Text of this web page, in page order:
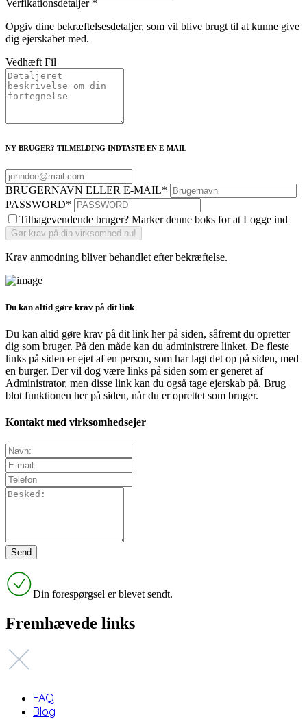
Verfikationsdetaljer *
Opgiv dine bekræftelsesdetaljer, som vil blive brugt til at kunne give
dig ejerskabet med.
Vedhæft Fil
NY BRUGER? TILMELDING INDTASTE EN E-MAIL
BRUGERNAVN ELLER E-MAIL*
PASSWORD*
Tilbagevendende bruger? Marker denne boks for at Logge ind
Krav anmodning bliver behandlet efter bekræftelse.
Du kan altid gøre krav på dit link
Du kan altid gøre krav på dit link her på siden, såfremt du opretter
dig som bruger. På den måde kan du administrere linket. De fleste
links på siden er ejet af en person, som har lagt det op på siden, med
en burger. Der vil dog være links på siden som er generet af
Administrator, men disse link kan du også tage ejerskab på. Brug
blot funktionen her på siden, når du er oprettet som bruger.
Kontakt med virksomhedsejer
Din forespørgsel er blevet sendt.
Fremhævede links
FAQ
Blog